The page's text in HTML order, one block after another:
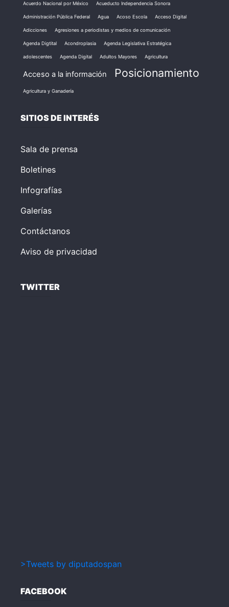
Acuerdo Nacional por México Acueducto Independencia Sonora
Administración Pública Federal Agua Acoso Escola Acceso Digital
Adicciones Agresiones a periodistas y medios de comunicación
Agenda Digtital Acondroplasia Agenda Legislativa Estratégica
adolescentes Agenda Digital Adultos Mayores Agricultura
Acceso a la información Posicionamiento
Agricultura y Ganadería
SITIOS DE INTERÉS
Sala de prensa
Boletines
Infografías
Galerías
Contáctanos
Aviso de privacidad
TWITTER
>Tweets by diputadospan
FACEBOOK